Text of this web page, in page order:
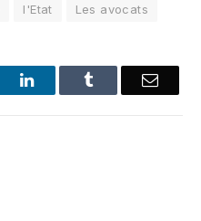
l'Etat Les avocats
LinkedInTumblr Email